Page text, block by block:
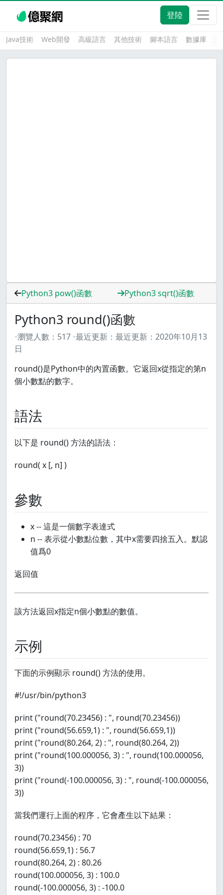
登陸
Java技術 Web開發 高級語言 其他技術 腳本語言 數據庫
Python3 pow()函數 Python3 sqrt()函數
Python3 round()函數
瀏覽人數： 517 最近更新： 最近更新： 2020年10月13
日
round()是Python中的內置函數。它返回x從指定的第n
個小數點的數字。
語法
以下是 round() 方法的語法：
round( x [, n] )
參數
x -- 這是一個數字表達式
n -- 表示從小數點位數，其中x需要四捨五入。默認
值爲0
返回值
該方法返回x指定n個小數點的數值。
示例
下面的示例顯示 round() 方法的使用。
#!/usr/bin/python3
print ("round(70.23456) : ", round(70.23456))
print ("round(56.659,1) : ", round(56.659,1))
print ("round(80.264, 2) : ", round(80.264, 2))
print ("round(100.000056, 3) : ", round(100.000056,
3))
print ("round(-100.000056, 3) : ", round(-100.000056,
3))
當我們運行上面的程序，它會產生以下結果：
round(70.23456) : 70
round(56.659,1) : 56.7
round(80.264, 2) : 80.26
round(100.000056, 3) : 100.0
round(-100.000056, 3) : -100.0